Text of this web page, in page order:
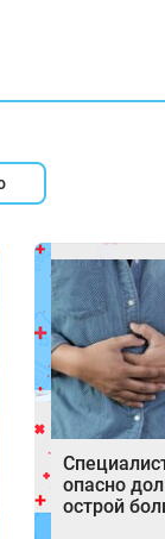
опасно
острой